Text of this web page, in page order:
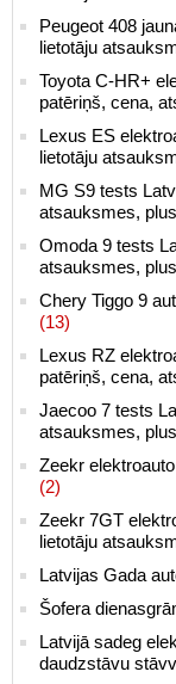
Peugeot 408
lietotāju
Toyota C-HR+
patēriņš, cena,
Lexus ES
lietotāju
MG S9 tests
atsauksmes,
Omoda 9 tests
atsauksmes,
Chery Tiggo 9
(13)
Lexus RZ
patēriņš, cena,
Jaecoo 7 tests
atsauksmes,
Zeekr
(2)
Zeekr 7GT
lietotāju
Latvijas Gada
Šofera
Latvijā sadeg
daudzstāvu